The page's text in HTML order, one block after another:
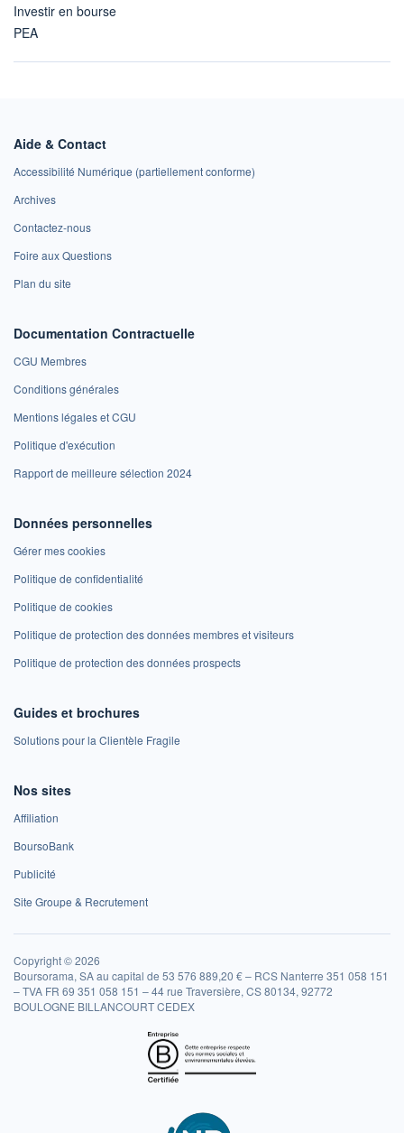
Investir en bourse
PEA
Aide & Contact
Accessibilité Numérique (partiellement conforme)
Archives
Contactez-nous
Foire aux Questions
Plan du site
Documentation Contractuelle
CGU Membres
Conditions générales
Mentions légales et CGU
Politique d'exécution
Rapport de meilleure sélection 2024
Données personnelles
Gérer mes cookies
Politique de confidentialité
Politique de cookies
Politique de protection des données membres et visiteurs
Politique de protection des données prospects
Guides et brochures
Solutions pour la Clientèle Fragile
Nos sites
Affiliation
BoursoBank
Publicité
Site Groupe & Recrutement
Copyright © 2026
Boursorama, SA au capital de 53 576 889,20 € – RCS Nanterre 351 058 151
– TVA FR 69 351 058 151 – 44 rue Traversière, CS 80134, 92772
BOULOGNE BILLANCOURT CEDEX